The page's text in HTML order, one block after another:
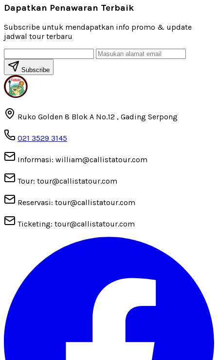
Dapatkan Penawaran Terbaik
Subscribe untuk mendapatkan info promo & update
jadwal tour terbaru
Subscribe
Ruko Golden 8 Blok A No.12 , Gading Serpong
021 3529 3145
Informasi: william@callistatour.com
Tour: tour@callistatour.com
Reservasi: tour@callistatour.com
Ticketing: tour@callistatour.com